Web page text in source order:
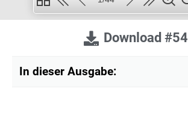
Download #54
In dieser Ausgabe: